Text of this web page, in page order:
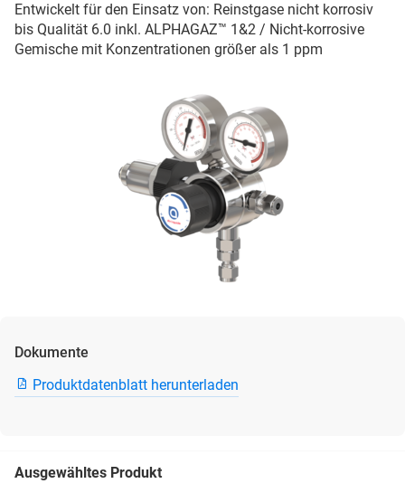
Entwickelt für den Einsatz von: Reinstgase nicht korrosiv
bis Qualität 6.0 inkl. ALPHAGAZ™ 1&2 / Nicht-korrosive
Gemische mit Konzentrationen größer als 1 ppm
Dokumente
Produktdatenblatt herunterladen
Ausgewähltes Produkt